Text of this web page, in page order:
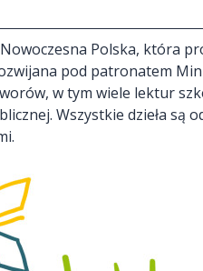
Polska, która
pod patronatem
w tym wiele lektur
Wszystkie dzieła są